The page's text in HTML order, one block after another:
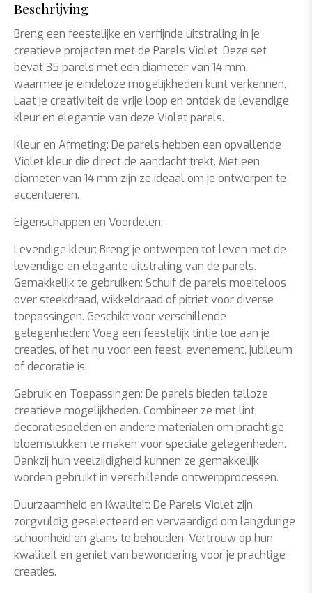
Beschrijving
Breng een feestelijke en verfijnde uitstraling in je
creatieve projecten met de Parels Violet. Deze set
bevat 35 parels met een diameter van 14 mm,
waarmee je eindeloze mogelijkheden kunt verkennen.
Laat je creativiteit de vrije loop en ontdek de levendige
kleur en elegantie van deze Violet parels.
Kleur en Afmeting: De parels hebben een opvallende
Violet kleur die direct de aandacht trekt. Met een
diameter van 14 mm zijn ze ideaal om je ontwerpen te
accentueren.
Eigenschappen en Voordelen:
Levendige kleur: Breng je ontwerpen tot leven met de
levendige en elegante uitstraling van de parels.
Gemakkelijk te gebruiken: Schuif de parels moeiteloos
over steekdraad, wikkeldraad of pitriet voor diverse
toepassingen. Geschikt voor verschillende
gelegenheden: Voeg een feestelijk tintje toe aan je
creaties, of het nu voor een feest, evenement, jubileum
of decoratie is.
Gebruik en Toepassingen: De parels bieden talloze
creatieve mogelijkheden. Combineer ze met lint,
decoratiespelden en andere materialen om prachtige
bloemstukken te maken voor speciale gelegenheden.
Dankzij hun veelzijdigheid kunnen ze gemakkelijk
worden gebruikt in verschillende ontwerpprocessen.
Duurzaamheid en Kwaliteit: De Parels Violet zijn
zorgvuldig geselecteerd en vervaardigd om langdurige
schoonheid en glans te behouden. Vertrouw op hun
kwaliteit en geniet van bewondering voor je prachtige
creaties.